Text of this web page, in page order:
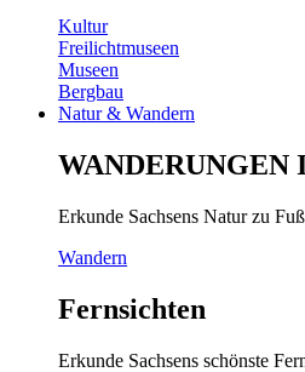
Kultur
Freilichtmuseen
Museen
Bergbau
Natur & Wandern
WANDERUNGEN
Erkunde Sachsens Natur zu
Wandern
Fernsichten
Erkunde Sachsens schönste